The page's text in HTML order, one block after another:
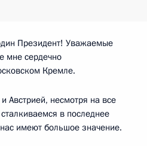
Президент! Уважаемые
мне сердечно
Кремле.
Австрией, несмотря на все
в последнее
имеют большое значение.